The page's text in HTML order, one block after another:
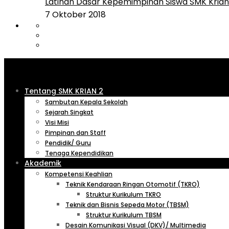
7 Oktober 2018
Tentang SMK KRIAN 2
Sambutan Kepala Sekolah
Sejarah Singkat
Visi Misi
Pimpinan dan Staff
Pendidik/ Guru
Tenaga Kependidikan
Akademik
Kompetensi Keahlian
Teknik Kendaraan Ringan Otomotif (TKRO)
Struktur Kurikulum TKRO
Teknik dan Bisnis Sepeda Motor (TBSM)
Struktur Kurikulum TBSM
Desain Komunikasi Visual (DKV)/ Multimedia